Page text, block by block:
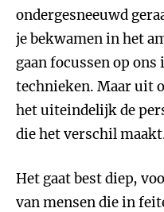
ondergesneeuwd
je bekwamen in het
gaan focussen op
technieken. Maar uit
het uiteindelijk de
die het verschil
Het gaat best diep,
van mensen die in